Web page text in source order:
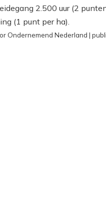
2.500 uur (2
(1 punt per ha).
Ondernemend Nederland |